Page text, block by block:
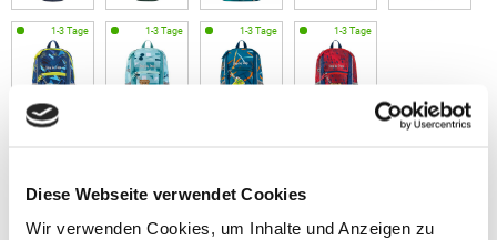
Diese Webseite verwendet Cookies
Wir verwenden Cookies, um Inhalte und Anzeigen zu
10.0 L L
300 g
Maße